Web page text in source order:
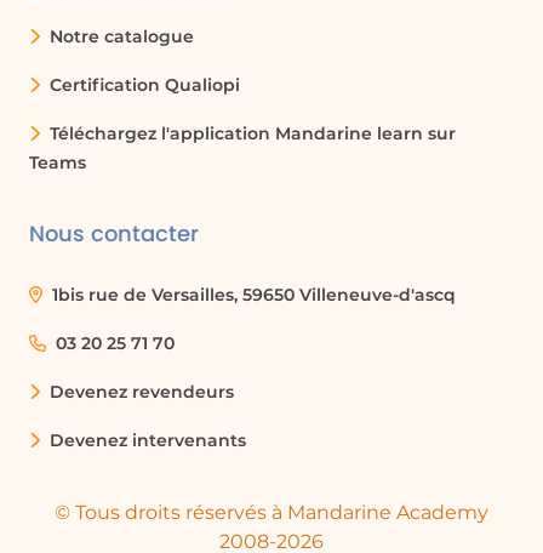
plusieurs.
Une action effectuée avec le bouton
clic gauche
gauche de la souris, généralement
utilisée pour sélectionner des éléments.
qui permet de déplacer des éléments à
Notre catalogue
Certification Qualiopi
Téléchargez l'application Mandarine learn sur
Teams
Nous contacter
1bis rue de Versailles, 59650 Villeneuve-d'ascq
03 20 25 71 70
Devenez revendeurs
Devenez intervenants
© Tous droits réservés à Mandarine Academy
2008-2026